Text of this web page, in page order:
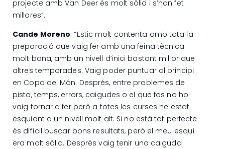
projecte amb Van Deer és molt sòlid i s’han fet
millores”.
Cande Moreno: “Estic molt contenta amb tota la
preparació que vaig fer amb una feina tècnica
molt bona, amb un nivell d’inici bastant millor que
altres temporades. Vaig poder puntuar al principi
en Copa del Món. Després, entre problemes de
pista, temps, errors, caigudes o el que fos no ho
vaig tornar a fer però a totes les curses he estat
esquiant a un nivell molt alt. Si no està tot perfecte
és difícil buscar bons resultats, però el meu esquí
era molt sòlid. Després vaig tenir una caiguda